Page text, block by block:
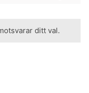
ditt val.